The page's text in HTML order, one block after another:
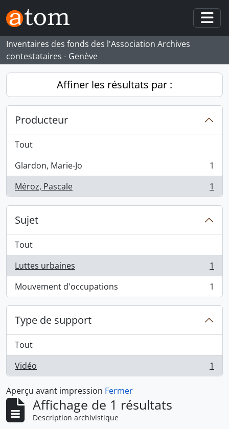
Skip to main content
Inventaires des fonds des l'Association Archives
contestataires - Genève
Affiner les résultats par :
Producteur
Tout
Glardon, Marie-Jo
, 1 résultats
1
Méroz, Pascale
, 1 résultats 1
Sujet
Tout
Luttes urbaines
, 1 résultats
1
Mouvement d'occupations
, 1 résultats 1
Type de support
Tout
Vidéo
, 1 résultats 1
Aperçu avant impression Fermer
Affichage de 1 résultats
Description archivistique